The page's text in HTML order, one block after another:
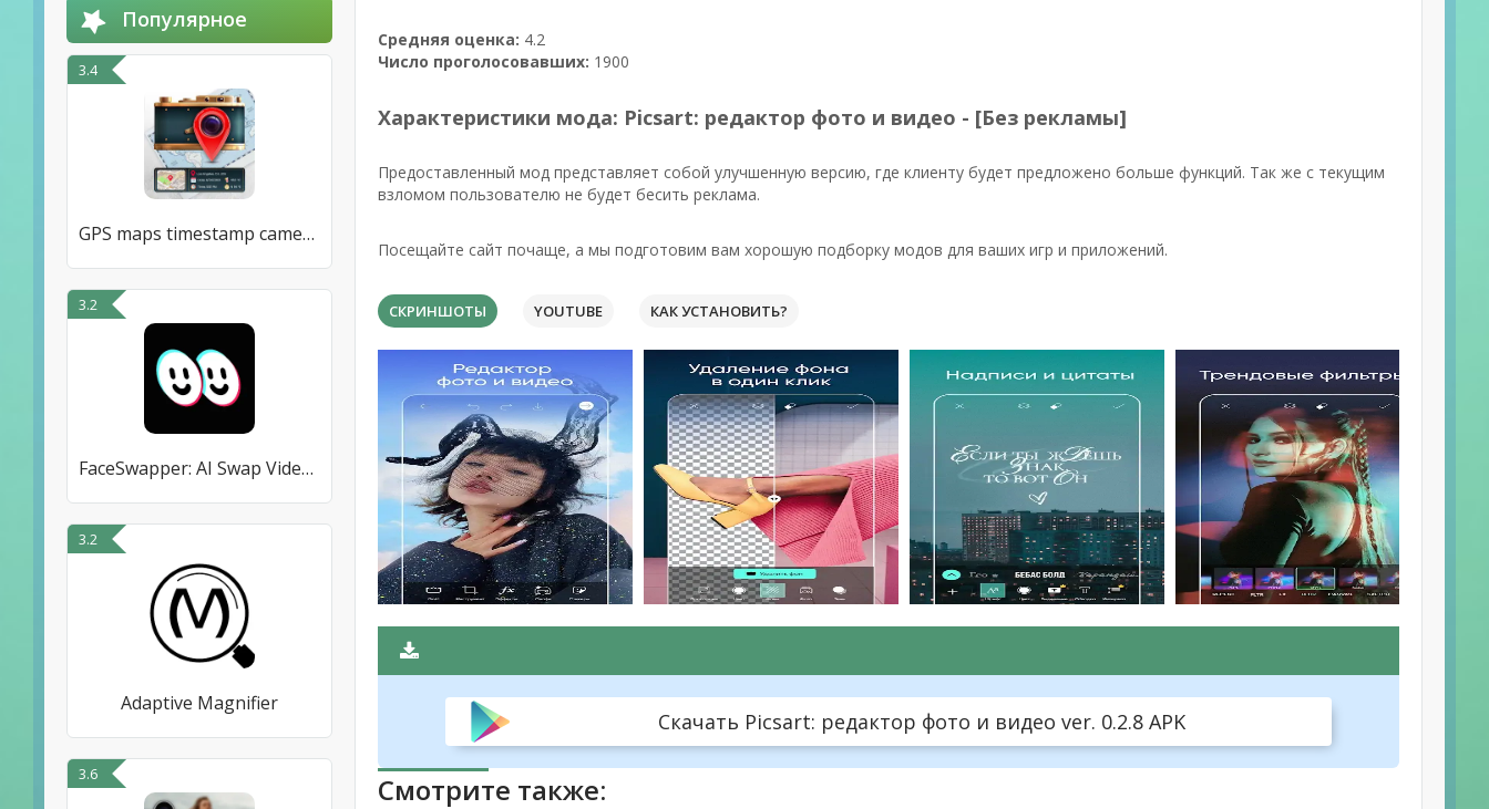
Популярное
3.4
GPS maps timestamp camera app
3.2
FaceSwapper: AI Swap Videos
3.2
Adaptive Magnifier
3.6
Средняя оценка: 4.2
Число проголосовавших: 1900
Характеристики мода: Picsart: редактор фото и видео - [Без рекламы]
Предоставленный мод представляет собой улучшенную версию, где клиенту будет предложено больше функций. Так же с текущим
взломом пользователю не будет бесить реклама.
Посещайте сайт почаще, а мы подготовим вам хорошую подборку модов для ваших игр и приложений.
СКРИНШОТЫ YOUTUBE КАК УСТАНОВИТЬ?
Скачать Picsart: редактор фото и видео ver. 0.2.8 APK
Смотрите также: